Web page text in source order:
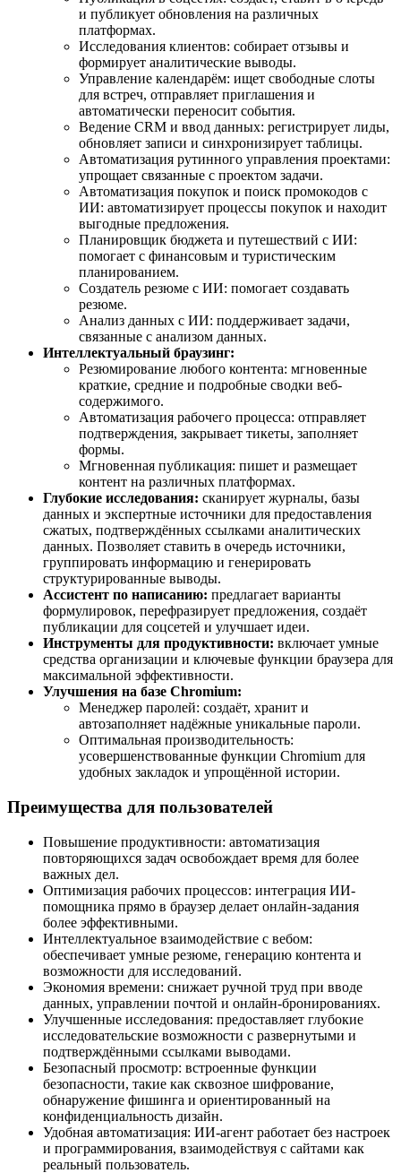
и публикует обновления на различных
платформах.
Исследования клиентов: собирает отзывы и
формирует аналитические выводы.
Управление календарём: ищет свободные слоты
для встреч, отправляет приглашения и
автоматически переносит события.
Ведение CRM и ввод данных: регистрирует лиды,
обновляет записи и синхронизирует таблицы.
Автоматизация рутинного управления проектами:
упрощает связанные с проектом задачи.
Автоматизация покупок и поиск промокодов с
ИИ: автоматизирует процессы покупок и находит
выгодные предложения.
Планировщик бюджета и путешествий с ИИ:
помогает с финансовым и туристическим
планированием.
Создатель резюме с ИИ: помогает создавать
резюме.
Анализ данных с ИИ: поддерживает задачи,
связанные с анализом данных.
Интеллектуальный браузинг:
Резюмирование любого контента: мгновенные
краткие, средние и подробные сводки веб-
содержимого.
Автоматизация рабочего процесса: отправляет
подтверждения, закрывает тикеты, заполняет
формы.
Мгновенная публикация: пишет и размещает
контент на различных платформах.
Глубокие исследования: сканирует журналы, базы
данных и экспертные источники для предоставления
сжатых, подтверждённых ссылками аналитических
данных. Позволяет ставить в очередь источники,
группировать информацию и генерировать
структурированные выводы.
Ассистент по написанию: предлагает варианты
формулировок, перефразирует предложения, создаёт
публикации для соцсетей и улучшает идеи.
Инструменты для продуктивности: включает умные
средства организации и ключевые функции браузера для
максимальной эффективности.
Улучшения на базе Chromium:
Менеджер паролей: создаёт, хранит и
автозаполняет надёжные уникальные пароли.
Оптимальная производительность:
усовершенствованные функции Chromium для
удобных закладок и упрощённой истории.
Преимущества для пользователей
Повышение продуктивности: автоматизация
повторяющихся задач освобождает время для более
важных дел.
Оптимизация рабочих процессов: интеграция ИИ-
помощника прямо в браузер делает онлайн-задания
более эффективными.
Интеллектуальное взаимодействие с вебом:
обеспечивает умные резюме, генерацию контента и
возможности для исследований.
Экономия времени: снижает ручной труд при вводе
данных, управлении почтой и онлайн-бронированиях.
Улучшенные исследования: предоставляет глубокие
исследовательские возможности с развернутыми и
подтверждёнными ссылками выводами.
Безопасный просмотр: встроенные функции
безопасности, такие как сквозное шифрование,
обнаружение фишинга и ориентированный на
конфиденциальность дизайн.
Удобная автоматизация: ИИ-агент работает без настроек
и программирования, взаимодействуя с сайтами как
реальный пользователь.